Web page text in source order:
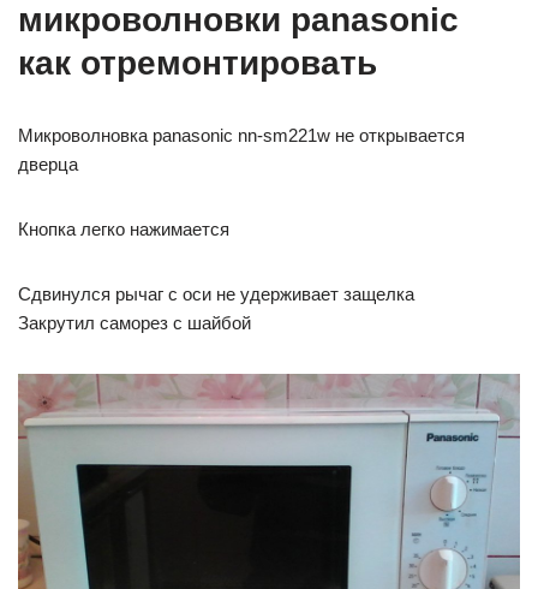
микроволновки panasonic
как отремонтировать
Микроволновка panasonic nn-sm221w не открывается
дверца
Кнопка легко нажимается
Сдвинулся рычаг с оси не удерживает защелка
Закрутил саморез с шайбой